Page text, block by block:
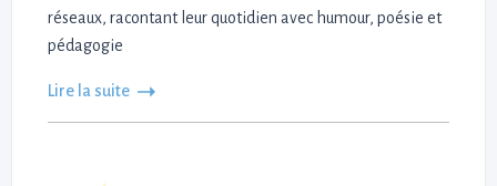
réseaux, racontant leur quotidien avec humour, poésie et
pédagogie
Lire la suite